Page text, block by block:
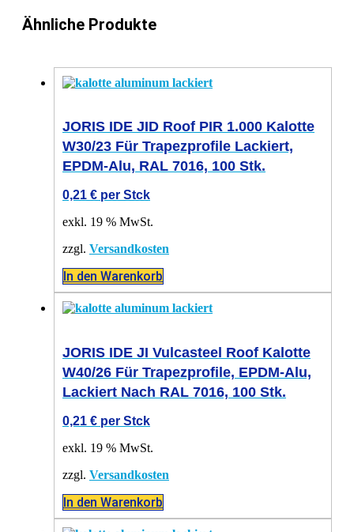
Ähnliche Produkte
JORIS IDE JID Roof PIR 1.000 Kalotte
W30/23 Für Trapezprofile Lackiert,
EPDM-Alu, RAL 7016, 100 Stk.
0,21 € per Stck
exkl. 19 % MwSt.
zzgl. Versandkosten
In den Warenkorb
JORIS IDE JI Vulcasteel Roof Kalotte
W40/26 Für Trapezprofile, EPDM-Alu,
Lackiert Nach RAL 7016, 100 Stk.
0,21 € per Stck
exkl. 19 % MwSt.
zzgl. Versandkosten
In den Warenkorb